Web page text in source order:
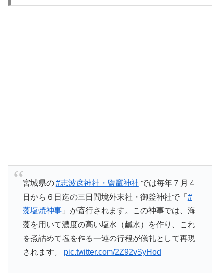
宮城県の #志波彦神社・盬竈神社 では毎年７月４
日から６日迄の三日間境外末社・御釜神社で「 #
藻塩焼神事」が斎行されます。この神事では、海
藻を用いて濃度の高い塩水（鹹水）を作り、これ
を煮詰めて塩を作る一連の行程が儀礼として再現
されます。 pic.twitter.com/2Z92vSyHod